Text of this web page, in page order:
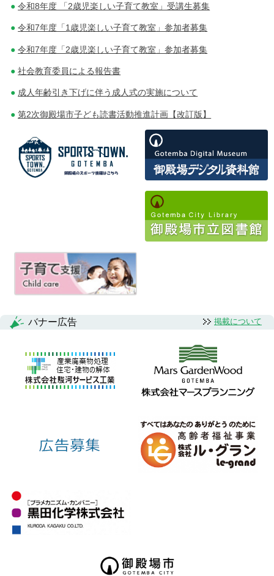
ー
シ
ョ
ン
令和8年度 「2歳児楽しい子育て教室」受講生募集
令和7年度「1歳児楽しい子育て教室」参加者募集
令和7年度「2歳児楽しい子育て教室」参加者募集
社会教育委員による報告書
成人年齢引き下げに伴う成人式の実施について
第2次御殿場市子ども読書活動推進計画【改訂版】
バナー広告 掲載について